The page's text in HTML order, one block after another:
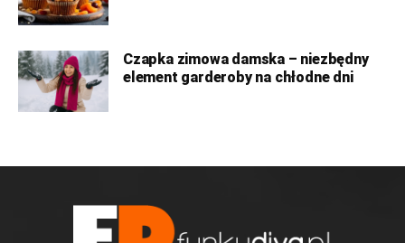
Czapka zimowa damska – niezbędny
element garderoby na chłodne dni